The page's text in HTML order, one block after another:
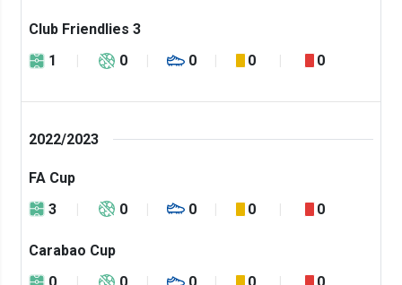
Club Friendlies 3
1
0 0 0 0
2022/2023
FA Cup
3
0 0 0 0
Carabao Cup